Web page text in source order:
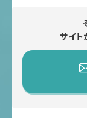
サイ